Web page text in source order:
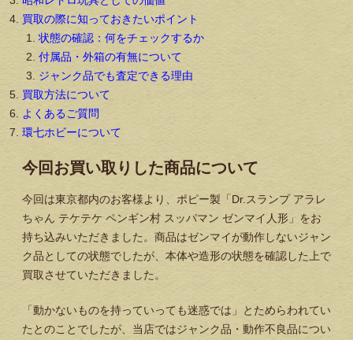
買取の際に知っておきたいポイント
状態の確認：何をチェックするか
付属品・外箱の有無について
ジャンク品でも査定できる理由
買取方法について
よくあるご質問
環七ホビーについて
今回お買い取りした商品について
今回は東京都内のお客様より、ポピー製「Dr.スランプ アラレ
ちゃん テケテケ ペンギン村 スッパマン ゼンマイ人形」をお
持ち込みいただきました。商品はゼンマイが動作しないジャン
ク品としての状態でしたが、本体や造形の状態を確認した上で
買取させていただきました。
「動かないものを持っていっても迷惑では」とためらわれてい
たとのことでしたが、当店ではジャンク品・動作不良品につい